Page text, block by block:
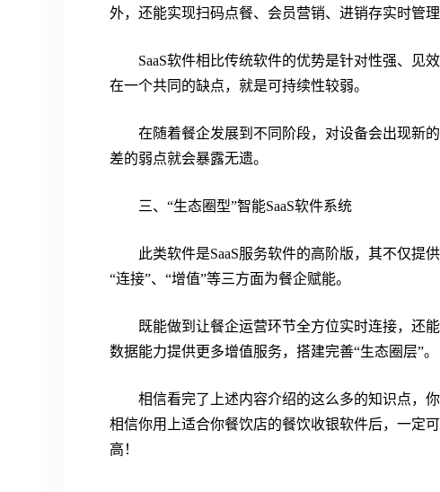
外，还能实现扫码点餐、会员营销、进销存实时管
SaaS软件相比传统软件的优势是针对性强、见
在一个共同的缺点，就是可持续性较弱。
在随着餐企发展到不同阶段，对设备会出现新
差的弱点就会暴露无遗。
三、“生态圈型”智能SaaS软件系统
此类软件是SaaS服务软件的高阶版，其不仅提
“连接”、“增值”等三方面为餐企赋能。
既能做到让餐企运营环节全方位实时连接，还
数据能力提供更多增值服务，搭建完善“生态圈层”。
相信看完了上述内容介绍的这么多的知识点，
相信你用上适合你餐饮店的餐饮收银软件后，一定
高！